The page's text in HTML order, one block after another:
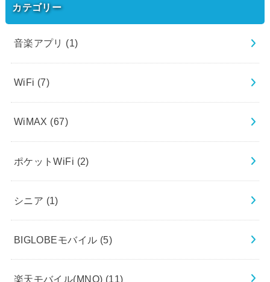
カテゴリー
音楽アプリ (1)
WiFi (7)
WiMAX (67)
ポケットWiFi (2)
シニア (1)
BIGLOBEモバイル (5)
楽天モバイル(MNO) (11)